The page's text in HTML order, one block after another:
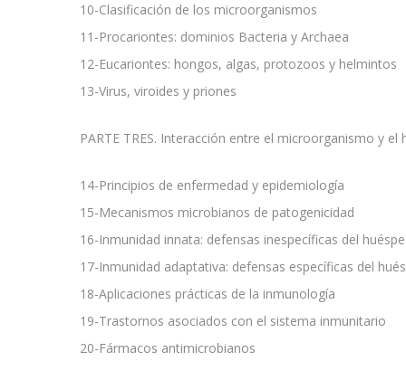
10-Clasificación de los microorganismos
11-Procariontes: dominios Bacteria y Archaea
12-Eucariontes: hongos, algas, protozoos y helmintos
13-Virus, viroides y priones
PARTE TRES. Interacción entre el microorganismo y el
14-Principios de enfermedad y epidemiología
15-Mecanismos microbianos de patogenicidad
16-Inmunidad innata: defensas inespecíficas del
17-Inmunidad adaptativa: defensas específicas del
18-Aplicaciones prácticas de la inmunología
19-Trastornos asociados con el sistema inmunitario
20-Fármacos antimicrobianos